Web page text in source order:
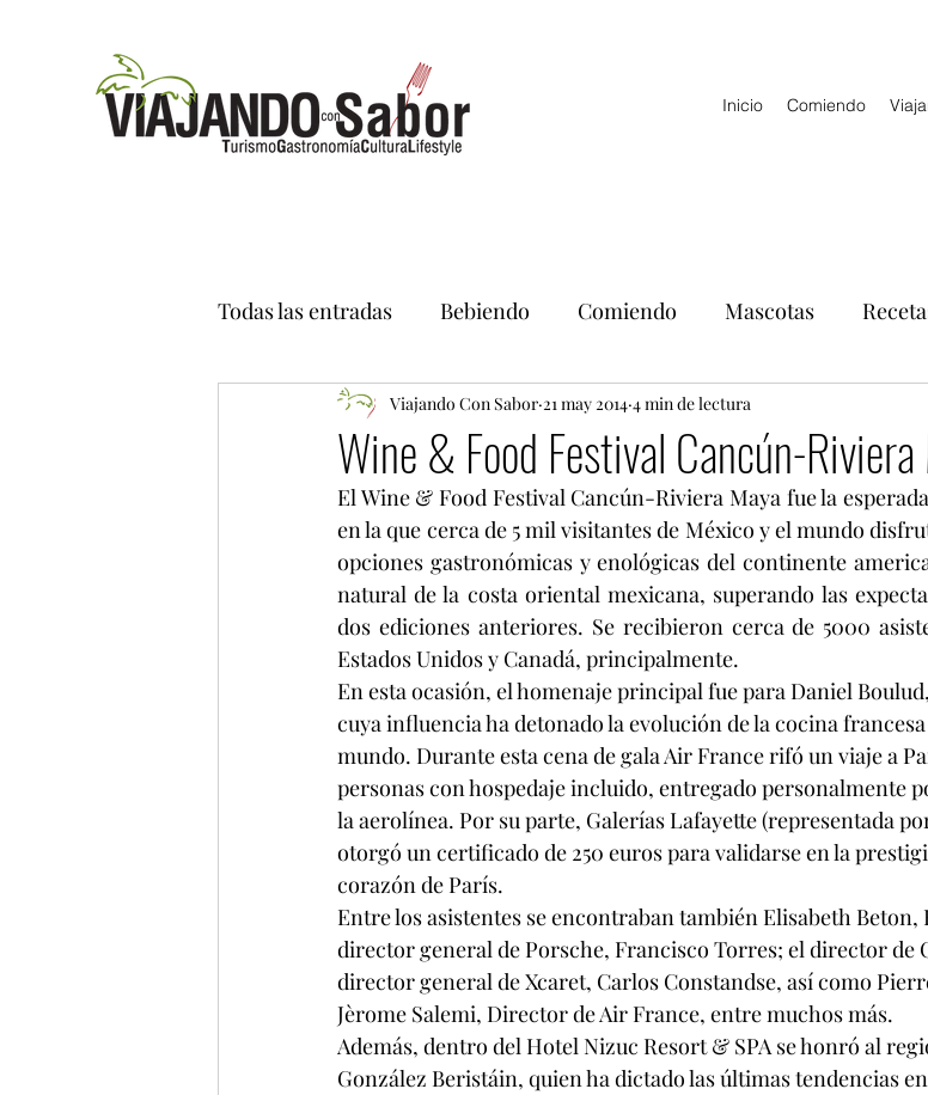
Inicio Comiendo
Todas las entradas Bebiendo Comiendo Mascotas
Wine & Food Festival Cancún-
Viajando Con Sabor 21 may 2014 4 min de lectura
El Wine & Food Festival Cancún-Riviera Maya fue la
en la que cerca de 5 mil visitantes de México y el mundo
opciones gastronómicas y enológicas del continente
natural de la costa oriental mexicana, superando las
dos ediciones anteriores. Se recibieron cerca de 5000
Estados Unidos y Canadá, principalmente.
En esta ocasión, el homenaje principal fue para Daniel
cuya influencia ha detonado la evolución de la cocina
mundo. Durante esta cena de gala Air France rifó un viaje a
personas con hospedaje incluido, entregado personalmente
la aerolínea. Por su parte, Galerías Lafayette (representada
otorgó un certificado de 250 euros para validarse en la
corazón de París.
Entre los asistentes se encontraban también Elisabeth
director general de Porsche, Francisco Torres; el director de
director general de Xcaret, Carlos Constandse, así como
Jèrome Salemi, Director de Air France, entre muchos más.
Además, dentro del Hotel Nizuc Resort & SPA se honró al
González Beristáin, quien ha dictado las últimas tendencias